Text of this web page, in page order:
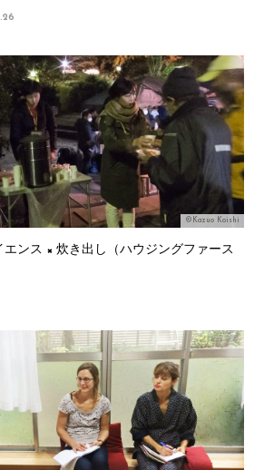
©Kazuo Koishi
ンス × 炊き出し（ハウジングファース